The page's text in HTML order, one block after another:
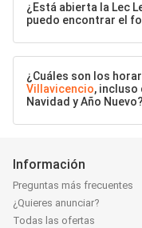
¿Está abierta la Lec
puedo encontrar el
¿Cuáles son los
Villavicencio,
Navidad y Año Nuevo?
Información
Preguntas más frecuentes
¿Quieres anunciar?
Todas las ofertas